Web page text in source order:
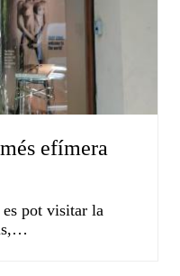
efímera
pot visitar la